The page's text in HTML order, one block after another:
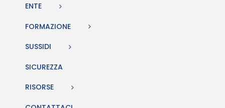
ENTE
FORMAZIONE
SUSSIDI
SICUREZZA
RISORSE